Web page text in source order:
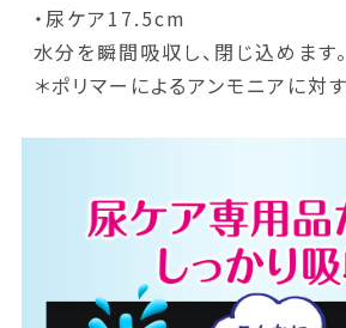
・尿ケア17.5cm
水分を瞬間吸収し、閉じ込めます。
＊ポリマーによるアンモニアに対